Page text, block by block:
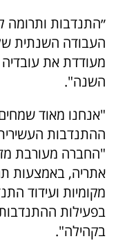
״התנדבות ותרומה
העבודה השנתית
מעודדת את
השנה".
"אנחנו מאוד
ההתנדבות
"החברה מעורבת
אתריה, באמצעות
מקומיות ועידוד
בפעילות
בקהילה".